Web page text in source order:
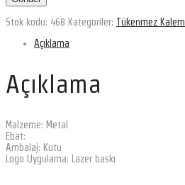
Stok kodu: 468 Kategoriler: Tükenmez Kalem
Açıklama
Açıklama
Malzeme: Metal
Ebat:
Ambalaj: Kutu
Logo Uygulama: Lazer baskı